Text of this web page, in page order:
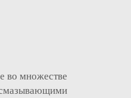
во множестве